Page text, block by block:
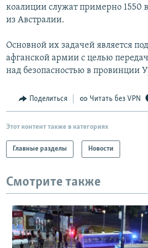
коалиции служат примерно 1550
из Австралии.
Основной их задачей является
афганской армии с целью
над безопасностью в провинции
Поделиться Читать без VPN
Этот контент также в категориях
Главные разделы Новости
Смотрите также